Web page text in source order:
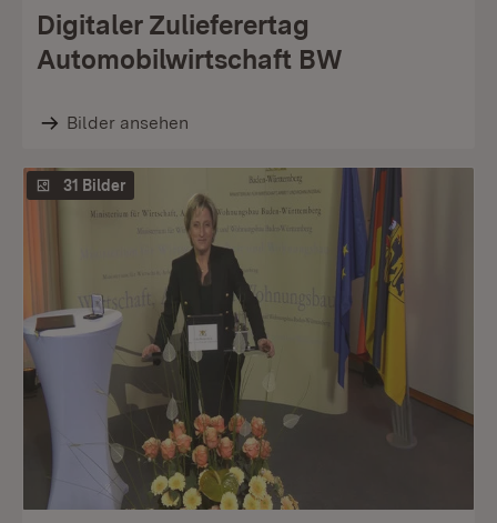
Digitaler Zulieferertag
Automobilwirtschaft BW
Bilder ansehen
31 Bilder